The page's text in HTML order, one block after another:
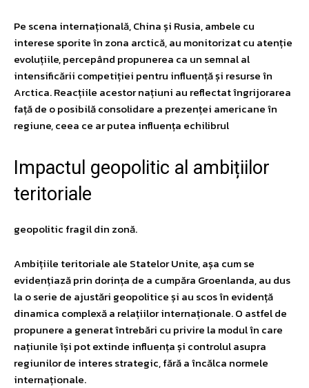
Pe scena internațională, China și Rusia, ambele cu
interese sporite în zona arctică, au monitorizat cu atenție
evoluțiile, percepând propunerea ca un semnal al
intensificării competiției pentru influență și resurse în
Arctica. Reacțiile acestor națiuni au reflectat îngrijorarea
față de o posibilă consolidare a prezenței americane în
regiune, ceea ce ar putea influența echilibrul
Impactul geopolitic al ambițiilor
teritoriale
geopolitic fragil din zonă.
Ambițiile teritoriale ale Statelor Unite, așa cum se
evidențiază prin dorința de a cumpăra Groenlanda, au dus
la o serie de ajustări geopolitice și au scos în evidență
dinamica complexă a relațiilor internaționale. O astfel de
propunere a generat întrebări cu privire la modul în care
națiunile își pot extinde influența și controlul asupra
regiunilor de interes strategic, fără a încălca normele
internaționale.